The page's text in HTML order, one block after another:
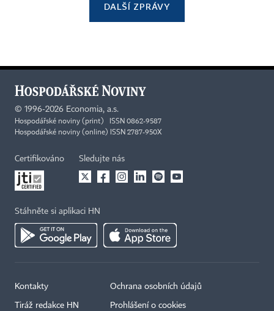
DALŠÍ ZPRÁVY
© 1996-2026 Economia, a.s.
Hospodářské noviny (print) ISSN 0862-9587
Hospodářské noviny (online) ISSN 2787-950X
Certifikováno Sledujte nás
Stáhněte si aplikaci HN
Kontakty
Tiráž redakce HN
Ochrana osobních údajů
Prohlášení o cookies